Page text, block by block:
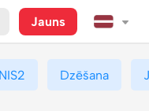
Jauns
NIS2 Dzēšana